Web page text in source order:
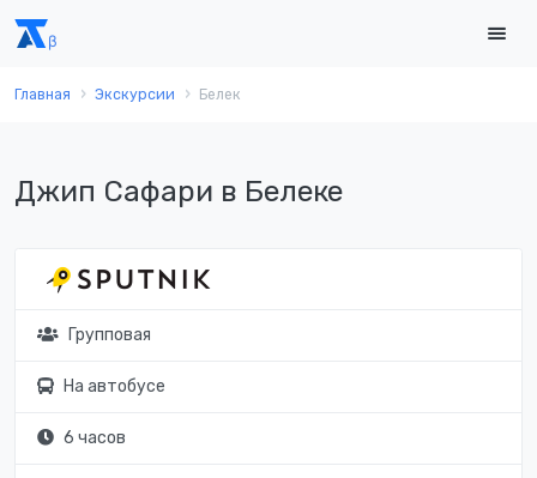
Главная Экскурсии Белек
Джип Сафари в Белеке
Групповая
На автобусе
6 часов